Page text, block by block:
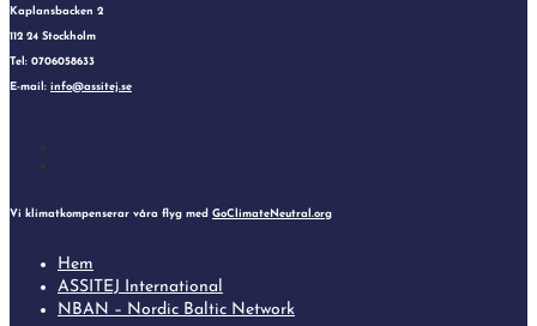
Kaplansbacken 2
112 24 Stockholm
Tel: 0706058633
E-mail: info@assitej.se
Vi klimatkompenserar våra flyg med GoClimateNeutral.org
Hem
ASSITEJ International
NBAN – Nordic Baltic Network